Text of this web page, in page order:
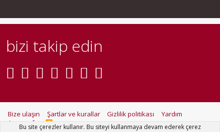
bizi takip edin
Bize ulaşın Şartlar ve kurallar Gizlilik politikası
Yardım
Ana sayfa
R
S
Bu site çerezler kullanır. Bu siteyi kullanmaya devam ederek çerez